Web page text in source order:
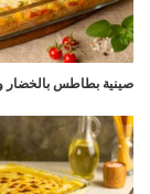
صينية بطاطس بالخضار